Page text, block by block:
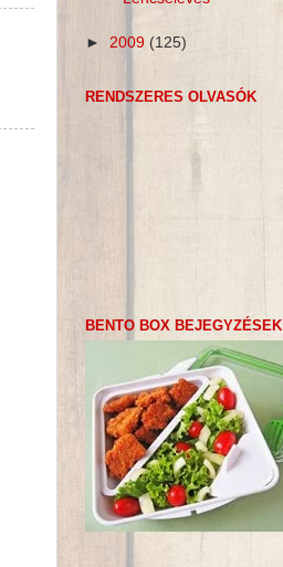
► 2009 (125)
RENDSZERES OLVASÓK
BENTO BOX BEJEGYZÉSEK